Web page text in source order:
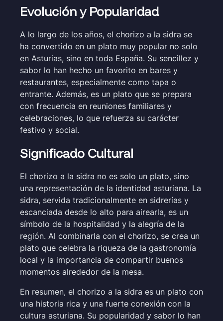
Evolución y Popularidad
A lo largo de los años, el chorizo a la sidra se
ha convertido en un plato muy popular no solo
en Asturias, sino en toda España. Su sencillez y
sabor lo han hecho un favorito en bares y
restaurantes, especialmente como tapa o
entrante. Además, es un plato que se prepara
con frecuencia en reuniones familiares y
celebraciones, lo que refuerza su carácter
festivo y social.
Significado Cultural
El chorizo a la sidra no es solo un plato, sino
una representación de la identidad asturiana. La
sidra, servida tradicionalmente en sidrerías y
escanciada desde lo alto para airearla, es un
símbolo de la hospitalidad y la alegría de la
región. Al combinarla con el chorizo, se crea un
plato que celebra la riqueza de la gastronomía
local y la importancia de compartir buenos
momentos alrededor de la mesa.
En resumen, el chorizo a la sidra es un plato con
una historia rica y una fuerte conexión con la
cultura asturiana. Su popularidad y sabor lo han